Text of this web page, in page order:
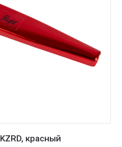
красный